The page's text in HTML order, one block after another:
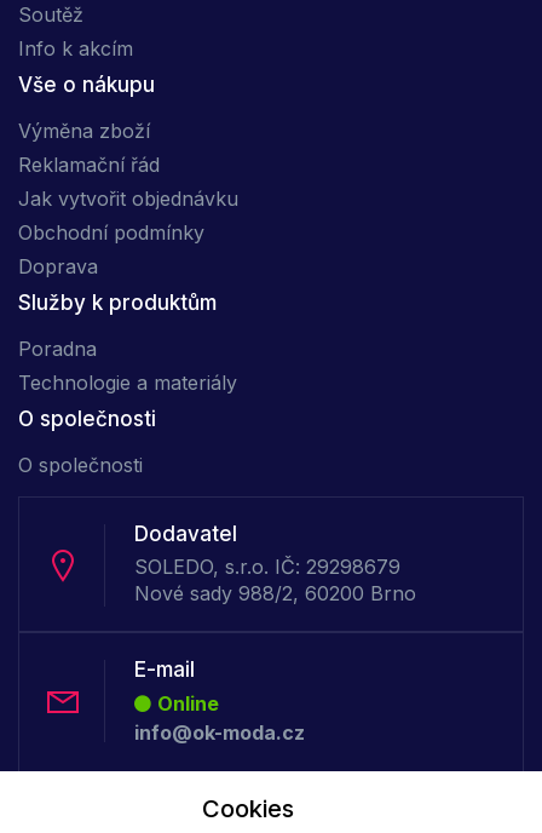
Soutěž
Info k akcím
Vše o nákupu
Výměna zboží
Reklamační řád
Jak vytvořit objednávku
Obchodní podmínky
Doprava
Služby k produktům
Poradna
Technologie a materiály
O společnosti
O společnosti
Dodavatel
SOLEDO, s.r.o. IČ: 29298679
Nové sady 988/2, 60200 Brno
E-mail
Online
info@ok-moda.cz
Telefon :Cookies